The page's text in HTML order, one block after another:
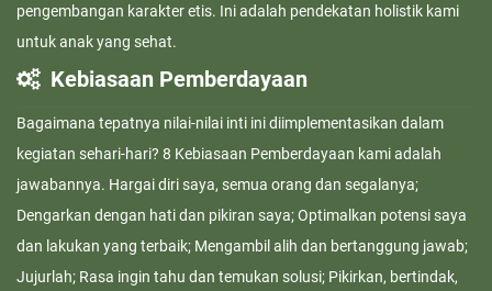
pengembangan karakter etis. Ini adalah pendekatan holistik kami
untuk anak yang sehat.
Kebiasaan Pemberdayaan
Bagaimana tepatnya nilai-nilai inti ini diimplementasikan dalam
kegiatan sehari-hari? 8 Kebiasaan Pemberdayaan kami adalah
jawabannya. Hargai diri saya, semua orang dan segalanya;
Dengarkan dengan hati dan pikiran saya; Optimalkan potensi saya
dan lakukan yang terbaik; Mengambil alih dan bertanggung jawab;
Jujurlah; Rasa ingin tahu dan temukan solusi; Pikirkan, bertindak,